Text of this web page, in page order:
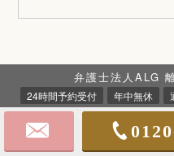
共働き夫婦の財
談は、経験豊富
弁護士法人ALG
24時間予約受付 年中無休